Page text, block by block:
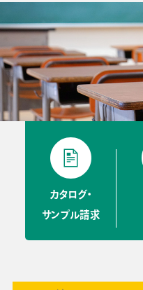
カタログ・
サンプル請求